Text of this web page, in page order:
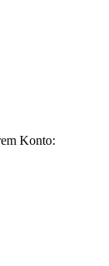
Konto: